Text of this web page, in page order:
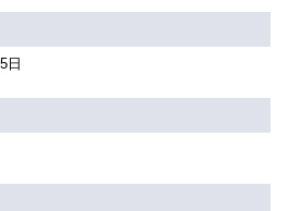
会員制度のご案内
日